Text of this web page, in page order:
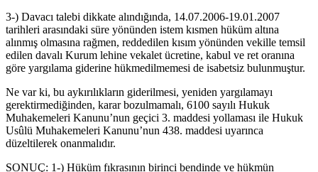
3-) Davacı talebi dikkate alındığında, 14.07.2006-19.01.2007
tarihleri arasındaki süre yönünden istem kısmen hüküm altına
alınmış olmasına rağmen, reddedilen kısım yönünden vekille temsil
edilen davalı Kurum lehine vekalet ücretine, kabul ve ret oranına
göre yargılama giderine hükmedilmemesi de isabetsiz bulunmuştur.
Ne var ki, bu aykırılıkların giderilmesi, yeniden yargılamayı
gerektirmediğinden, karar bozulmamalı, 6100 sayılı Hukuk
Muhakemeleri Kanunu’nun geçici 3. maddesi yollaması ile Hukuk
Usûlü Muhakemeleri Kanunu’nun 438. maddesi uyarınca
düzeltilerek onanmalıdır.
SONUÇ: 1-) Hüküm fıkrasının birinci bendinde ve hükmün